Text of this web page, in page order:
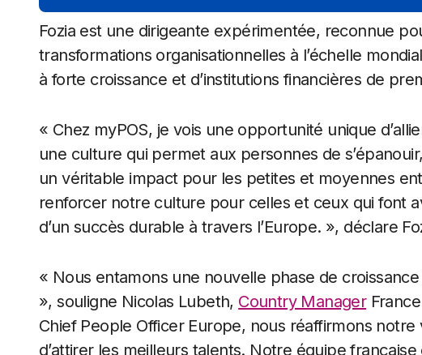
Fozia est une dirigeante expérimentée, reconnue
transformations organisationnelles à l’échelle
à forte croissance et d’institutions financières de
« Chez myPOS, je vois une opportunité unique
une culture qui permet aux personnes de
un véritable impact pour les petites et moyennes
renforcer notre culture pour celles et ceux qui font
d’un succès durable à travers l’Europe. », déclare
« Nous entamons une nouvelle phase de
», souligne Nicolas Lubeth, Country Manager
Chief People Officer Europe, nous réaffirmons
d’attirer les meilleurs talents. Notre équipe